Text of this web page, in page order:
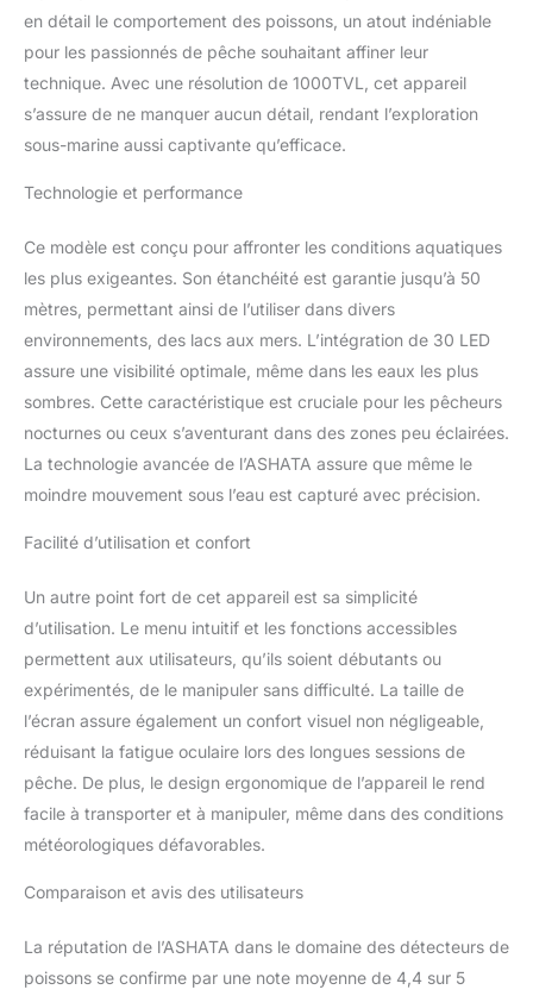
linéairement pour
s'adapter à
l'environnement ambiant.
Le câble est résistant au
froid, imperméable et a
une bonne résistance à
en détail le comportement des poissons, un atout indéniable
pour les passionnés de pêche souhaitant affiner leur
technique. Avec une résolution de 1000TVL, cet appareil
s’assure de ne manquer aucun détail, rendant l’exploration
sous-marine aussi captivante qu’efficace.
Technologie et performance
Ce modèle est conçu pour affronter les conditions aquatiques
les plus exigeantes. Son étanchéité est garantie jusqu’à 50
mètres, permettant ainsi de l’utiliser dans divers
environnements, des lacs aux mers. L’intégration de 30 LED
assure une visibilité optimale, même dans les eaux les plus
sombres. Cette caractéristique est cruciale pour les pêcheurs
nocturnes ou ceux s’aventurant dans des zones peu éclairées.
La technologie avancée de l’ASHATA assure que même le
moindre mouvement sous l’eau est capturé avec précision.
Facilité d’utilisation et confort
Un autre point fort de cet appareil est sa simplicité
d’utilisation. Le menu intuitif et les fonctions accessibles
permettent aux utilisateurs, qu’ils soient débutants ou
expérimentés, de le manipuler sans difficulté. La taille de
l’écran assure également un confort visuel non négligeable,
réduisant la fatigue oculaire lors des longues sessions de
pêche. De plus, le design ergonomique de l’appareil le rend
facile à transporter et à manipuler, même dans des conditions
météorologiques défavorables.
Comparaison et avis des utilisateurs
La réputation de l’ASHATA dans le domaine des détecteurs de
poissons se confirme par une note moyenne de 4,4 sur 5